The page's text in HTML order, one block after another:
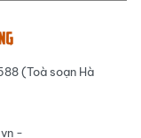
(Toà soạn Hà
-